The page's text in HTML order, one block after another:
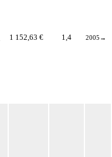
1 152,63 € 1,4 2005 →